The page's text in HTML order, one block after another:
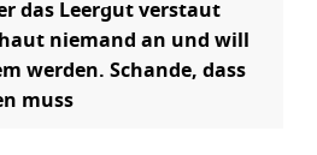
das Leergut verstaut
niemand an und will
werden. Schande, dass
muss